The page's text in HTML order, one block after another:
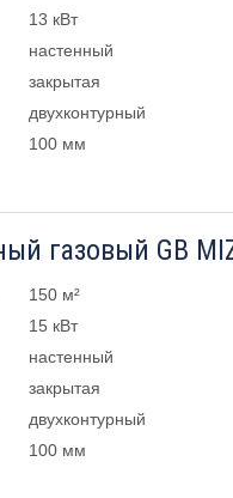
13 кВт
настенный
закрытая
двухконтурный
100 мм
150 м²
15 кВт
настенный
закрытая
двухконтурный
100 мм